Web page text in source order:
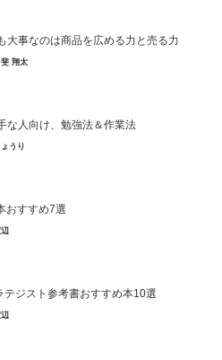
大事なのは商品を広める力と売る力
翔太
な人向け、勉強法＆作業法
ょうり
おすすめ7選
ジスト参考書おすすめ本10選